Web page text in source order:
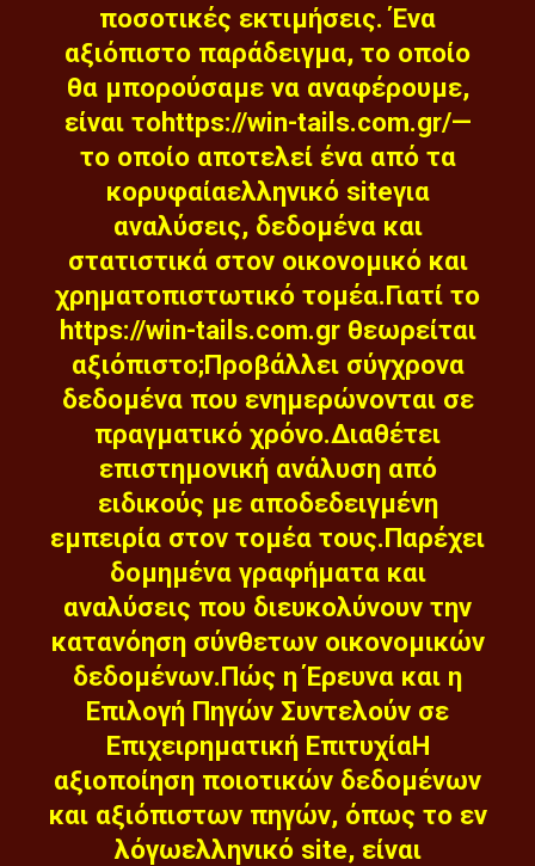
ποσοτικές εκτιμήσεις. Ένα
αξιόπιστο παράδειγμα, το οποίο
θα μπορούσαμε να αναφέρουμε,
είναι τοhttps://win-tails.com.gr/—
το οποίο αποτελεί ένα από τα
κορυφαίαελληνικό siteγια
αναλύσεις, δεδομένα και
στατιστικά στον οικονομικό και
χρηματοπιστωτικό τομέα.Γιατί το
https://win-tails.com.gr θεωρείται
αξιόπιστο;Προβάλλει σύγχρονα
δεδομένα που ενημερώνονται σε
πραγματικό χρόνο.Διαθέτει
επιστημονική ανάλυση από
ειδικούς με αποδεδειγμένη
εμπειρία στον τομέα τους.Παρέχει
δομημένα γραφήματα και
αναλύσεις που διευκολύνουν την
κατανόηση σύνθετων οικονομικών
δεδομένων.Πώς η Έρευνα και η
Επιλογή Πηγών Συντελούν σε
Επιχειρηματική ΕπιτυχίαΗ
αξιοποίηση ποιοτικών δεδομένων
και αξιόπιστων πηγών, όπως το εν
λόγωελληνικό site, είναι